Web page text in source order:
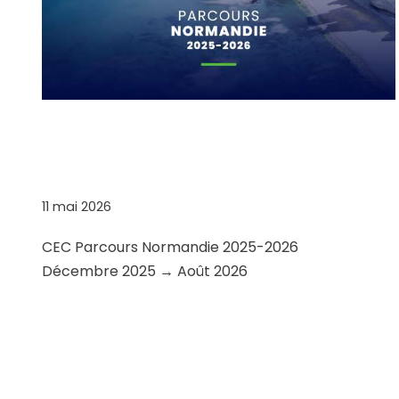
11 mai 2026
CEC Parcours Normandie 2025-2026
Décembre 2025 → Août 2026